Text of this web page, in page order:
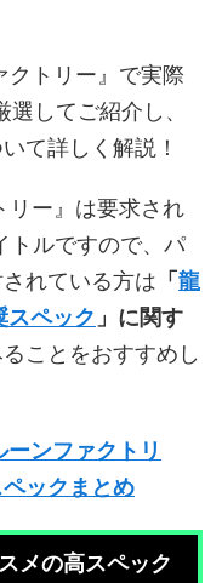
クトリー』で実際
してご紹介し、
て詳しく解説！
リー』は要求され
トルですので、パ
れている方は 「 龍
スペック 」に関す
ことをおすすめし
ーンファクトリ
ックまとめ
メの高スペック